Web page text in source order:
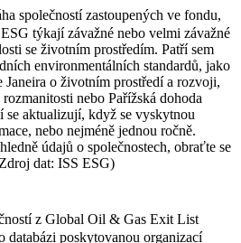
společností zastoupených ve fondu,
týkají závažné nebo velmi závažné
se životním prostředím. Patří sem
environmentálních standardů, jako
Janeira o životním prostředí a rozvoji,
nebo Pařížská dohoda
se aktualizují, když se vyskytnou
nebo nejméně jednou ročně.
údajů o společnostech, obraťte se
dat: ISS ESG)
z Global Oil & Gas Exit List
databázi poskytovanou organizací